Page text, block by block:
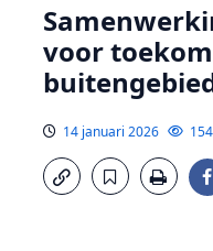
voor
14 januari 2026